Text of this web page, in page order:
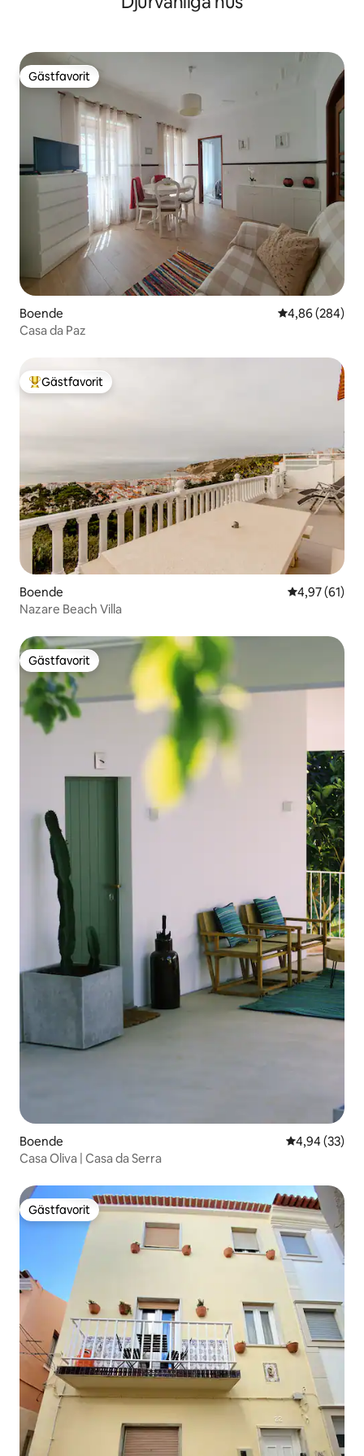
Gästfavorit
Gästfavorit
Boende 4,86 av 5 i
4,86 (284)
Casa da Paz
Populär gästfavorit
Gästfavorit
Boende 4,97 av 5 i
4,97 (61)
Nazare Beach Villa
Gästfavorit
Gästfavorit
Boende 4,94 av 5 i
4,94 (33)
Casa Oliva | Casa da Serra
Gästfavorit
Gästfavorit